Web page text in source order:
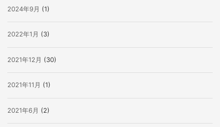
2024年9月 (1)
2022年1月 (3)
2021年12月 (30)
2021年11月 (1)
2021年6月 (2)